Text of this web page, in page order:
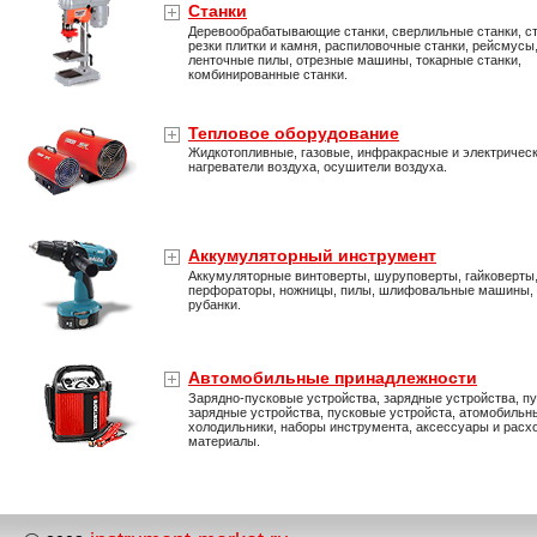
Станки
Деревообрабатывающие станки, сверлильные станки,
резки плитки и камня, распиловочные станки, рейсмусы,
ленточные пилы, отрезные машины, токарные станки,
комбинированные станки.
Тепловое оборудование
Жидкотопливные, газовые, инфракрасные и
нагреватели воздуха, осушители воздуха.
Аккумуляторный инструмент
Аккумуляторные винтоверты, шуруповерты, гайковерты,
перфораторы, ножницы, пилы, шлифовальные машины,
рубанки.
Автомобильные принадлежности
Зарядно-пусковые устройства, зарядные устройства,
зарядные устройства, пусковые устройста,
холодильники, наборы инструмента, аксессуары и
материалы.